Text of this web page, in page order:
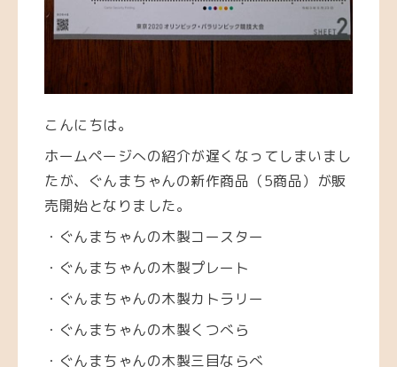
こんにちは。
ホームページへの紹介が遅くなってしまいまし
たが、ぐんまちゃんの新作商品（5商品）が販
売開始となりました。
・ぐんまちゃんの木製コースター
・ぐんまちゃんの木製プレート
・ぐんまちゃんの木製カトラリー
・ぐんまちゃんの木製くつべら
・ぐんまちゃんの木製三目ならべ